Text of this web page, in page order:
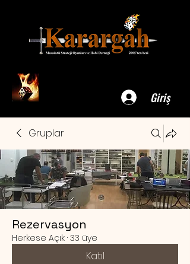
Giriş
Gruplar
Rezervasyon
Herkese Açık · 33 üye
Katıl